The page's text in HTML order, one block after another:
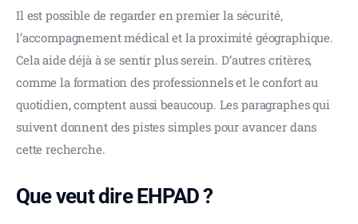
Il est possible de regarder en premier la sécurité,
l’accompagnement médical et la proximité géographique.
Cela aide déjà à se sentir plus serein. D’autres critères,
comme la formation des professionnels et le confort au
quotidien, comptent aussi beaucoup. Les paragraphes qui
suivent donnent des pistes simples pour avancer dans
cette recherche.
Que veut dire EHPAD ?